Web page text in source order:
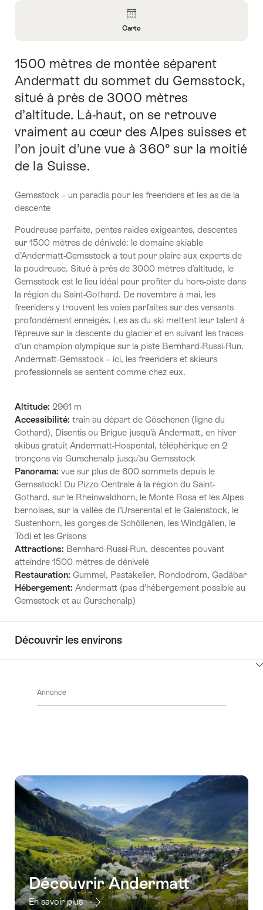
informations
sur
Carte
Introduction
1500 mètres de montée séparent
Andermatt du sommet du Gemsstock,
situé à près de 3000 mètres
d’altitude. Là-haut, on se retrouve
vraiment au cœur des Alpes suisses et
l’on jouit d’une vue à 360° sur la moitié
de la Suisse.
Gemsstock – un paradis pour les freeriders et les as de la
descente
Poudreuse parfaite, pentes raides exigeantes, descentes
sur 1500 mètres de dénivelé: le domaine skiable
d’Andermatt-Gemsstock a tout pour plaire aux experts de
la poudreuse. Situé à près de 3000 mètres d’altitude, le
Gemsstock est le lieu idéal pour profiter du hors-piste dans
la région du Saint-Gothard. De novembre à mai, les
freeriders y trouvent les voies parfaites sur des versants
profondément enneigés. Les as du ski mettent leur talent à
l’épreuve sur la descente du glacier et en suivant les traces
d’un champion olympique sur la piste Bernhard-Russi-Run.
Andermatt-Gemsstock – ici, les freeriders et skieurs
professionnels se sentent comme chez eux.
Altitude: 2961 m
Accessibilité: train au départ de Göschenen (ligne du
Gothard), Disentis ou Brigue jusqu’à Andermatt, en hiver
skibus gratuit Andermatt-Hospental, téléphérique en 2
tronçons via Gurschenalp jusqu’au Gemsstock
Panorama: vue sur plus de 600 sommets depuis le
Gemsstock! Du Pizzo Centrale à la région du Saint-
Gothard, sur le Rheinwaldhorn, le Monte Rosa et les Alpes
bernoises, sur la vallée de l’Urserental et le Galenstock, le
Sustenhorn, les gorges de Schöllenen, les Windgällen, le
Tödi et les Grisons
Attractions: Bernhard-Russi-Run, descentes pouvant
atteindre 1500 mètres de dénivelé
Restauration: Gummel, Pastakeller, Rondodrom, Gadäbar
Hébergement: Andermatt (pas d’hébergement possible au
Gemsstock et au Gurschenalp)
Découvrir les environs
afficher
environs
Annonce
Découvrir Andermatt
En savoir plus